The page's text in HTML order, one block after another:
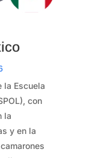
la Escuela
con
la
y en la